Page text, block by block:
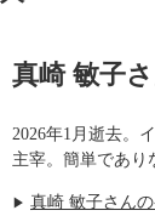
真崎 敏子
2026年1月逝去。
主宰。簡単であり
▶ 真崎 敏子さん